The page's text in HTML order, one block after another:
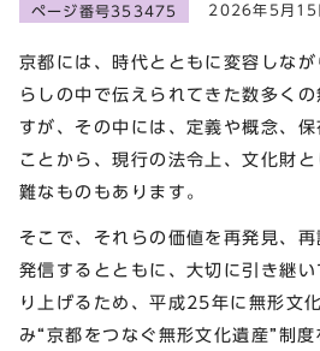
ページ番号353475 2026年5月15
京都には、時代とともに変容しな
らしの中で伝えられてきた数多く
すが、その中には、定義や概念、
ことから、現行の法令上、文化財
難なものもあります。
そこで、それらの価値を再発見、
発信するとともに、大切に引き継
り上げるため、平成25年に無形文
み“京都をつなぐ無形文化遺産”制